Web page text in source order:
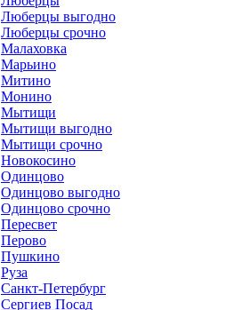
Люберцы выгодно
Люберцы срочно
Малаховка
Марьино
Митино
Монино
Мытищи
Мытищи выгодно
Мытищи срочно
Новокосино
Одинцово
Одинцово выгодно
Одинцово срочно
Пересвет
Перово
Пушкино
Руза
Санкт-Петербург
Сергиев Посад